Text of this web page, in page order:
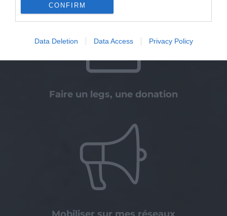
CONFIRM
Data Deletion Data Access Privacy Policy
Faire un legs, une donation